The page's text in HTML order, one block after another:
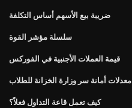
ضريبة بيع الأسهم أساس التكلفة
سلسلة مؤشر القوة
قيمة العملات الأجنبية في الفوركس
معدلات أمانة سر وزارة الخزانة للطلاب
كيف تعمل قاعة التداول فعلاً؟